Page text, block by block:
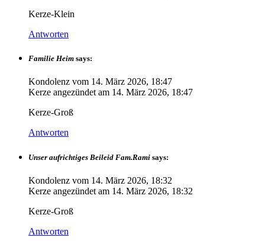
Kerze-Klein
Antworten
Familie Heim says:
Kondolenz vom 14. März 2026, 18:47
Kerze angezündet am 14. März 2026, 18:47
Kerze-Groß
Antworten
Unser aufrichtiges Beileid Fam.Rami says:
Kondolenz vom 14. März 2026, 18:32
Kerze angezündet am 14. März 2026, 18:32
Kerze-Groß
Antworten